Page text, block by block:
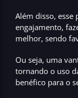
Além disso,
engajamento,
melhor, sendo
Ou seja, uma
tornando o uso
benéfico para o